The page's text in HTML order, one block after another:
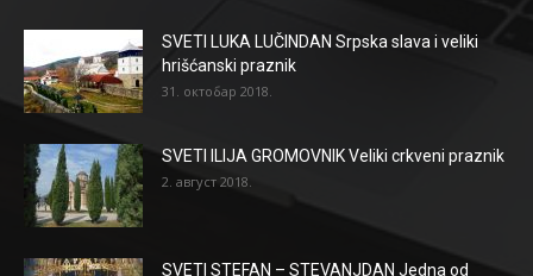
SVETI LUKA LUČINDAN Srpska slava i veliki
hrišćanski praznik
31. октобар 2018.
SVETI ILIJA GROMOVNIK Veliki crkveni praznik
2. август 2018.
SVETI STEFAN – STEVANJDAN Jedna od